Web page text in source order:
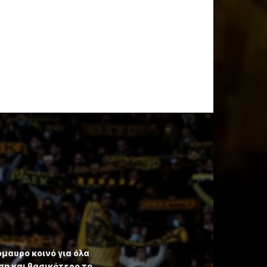
κοινό για όλα